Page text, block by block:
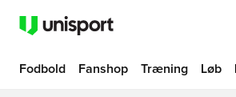
Fodbold Fanshop Træning Løb